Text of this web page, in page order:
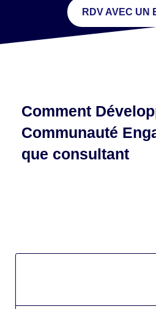
RDV AVEC UN
Comment
Communauté
que consultant